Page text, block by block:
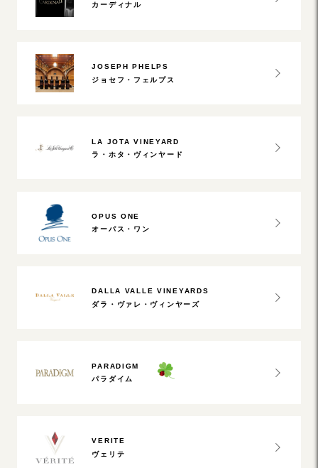
カーディナル
JOSEPH PHELPS
ジョセフ・フェルプス
LA JOTA VINEYARD
ラ・ホタ・ヴィンヤード
OPUS ONE
オーパス・ワン
DALLA VALLE VINEYARDS
ダラ・ヴァレ・ヴィンヤーズ
PARADIGM
パラダイム
VERITE
ヴェリテ